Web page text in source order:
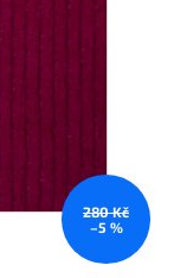
280 Kč
–5 %